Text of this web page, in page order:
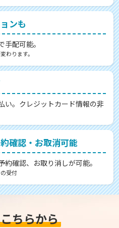
ンも
配可能。
わります。
い。クレジットカード情報の非
確認・お取消可能
確認、お取り消しが可能。
受付
ちらから